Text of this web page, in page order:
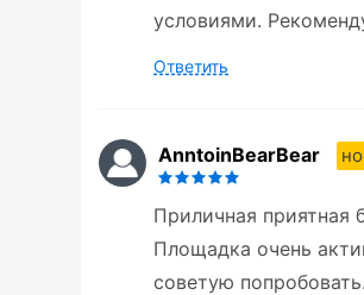
условиями.
Ответить
AnntoinBearBear
Приличная приятная
Площадка очень
советую попробовать.